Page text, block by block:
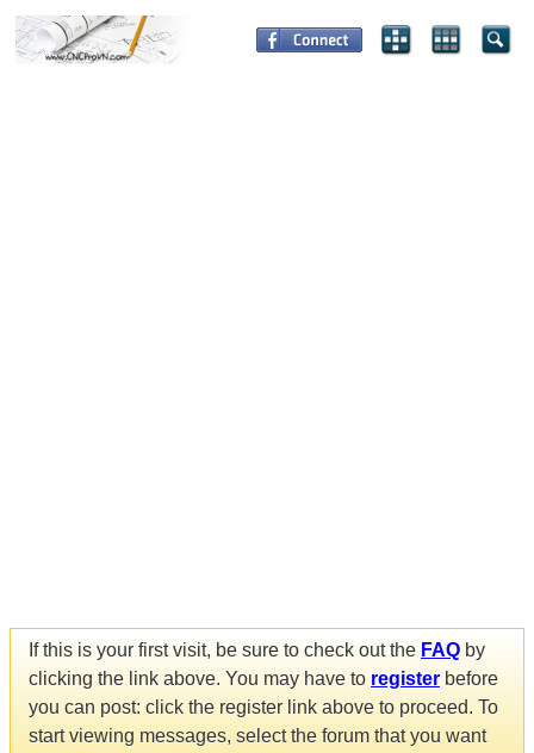
If this is your first visit, be sure to check out the FAQ by
clicking the link above. You may have to register before
you can post: click the register link above to proceed. To
start viewing messages, select the forum that you want